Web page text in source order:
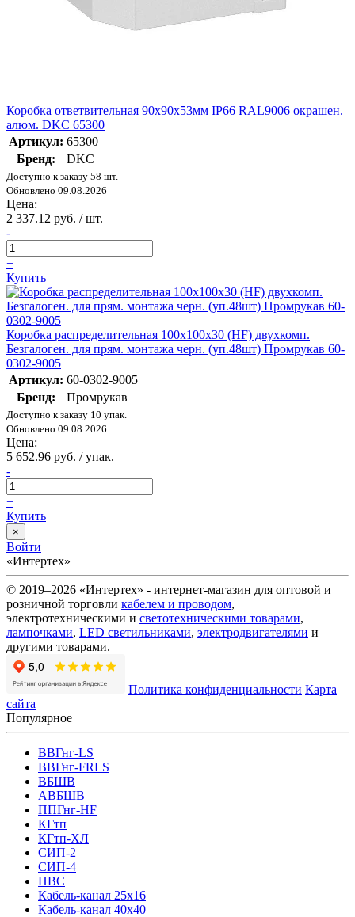
Коробка ответвительная 90х90х53мм IP66 RAL9006 окрашен.
алюм. DKC 65300
Артикул: 65300
Бренд:
DKC
Доступно к заказу 58 шт.
Обновлено 09.08.2026
Цена:
2 337.12 руб. / шт.
-
+
Купить
Коробка распределительная 100х100х30 (HF) двухкомп.
Безгалоген. для прям. монтажа черн. (уп.48шт) Промрукав 60-
0302-9005
Артикул: 60-0302-9005
Бренд:
Промрукав
Доступно к заказу 10 упак.
Обновлено 09.08.2026
Цена:
5 652.96 руб. / упак.
-
+
Купить
×
Войти
«Интертех»
© 2019–2026 «Интертех» - интернет-магазин для оптовой и
розничной торговли кабелем и проводом,
электротехническими и светотехническими товарами,
лампочками, LED светильниками, электродвигателями и
другими товарами.
Политика конфиденциальности Карта
сайта
Популярное
ВВГнг-LS
ВВГнг-FRLS
ВБШВ
АВБШВ
ППГнг-HF
КГтп
КГтп-ХЛ
СИП-2
СИП-4
ПВС
Кабель-канал 25х16
Кабель-канал 40х40